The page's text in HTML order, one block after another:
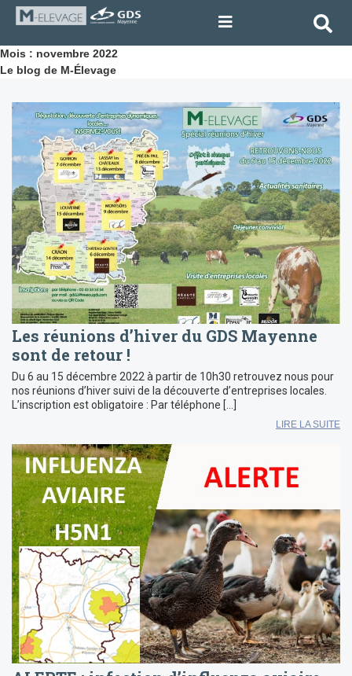
Mois : novembre 2022
Le blog de M-Élevage
Les réunions d’hiver du GDS Mayenne
sont de retour !
Du 6 au 15 décembre 2022 à partir de 10h30 retrouvez nous pour
nos réunions d’hiver suivi de la découverte d’entreprises locales.
L’inscription est obligatoire : Par téléphone […]
LIRE LA SUITE